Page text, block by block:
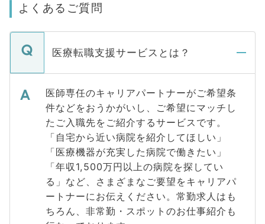
よくあるご質問
医療転職支援サービスとは？
医師専任のキャリアパートナーがご希望条
件などをおうかがいし、ご希望にマッチし
たご入職先をご紹介するサービスです。
「自宅から近い病院を紹介してほしい」
「医療機器が充実した病院で働きたい」
「年収1,500万円以上の病院を探してい
る」など、さまざまなご要望をキャリアパ
ートナーにお伝えください。常勤求人はも
ちろん、非常勤・スポットのお仕事紹介も